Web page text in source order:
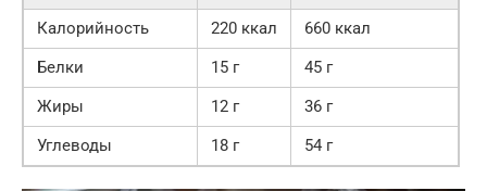
Калорийность
220 ккал
660 ккал
Белки
15 г
45 г
Жиры
12 г
36 г
Углеводы
18 г 54 г